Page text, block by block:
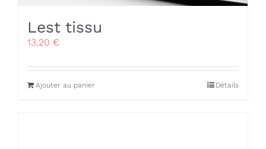
Lest tissu
13,20 €
Ajouter au panier Détails